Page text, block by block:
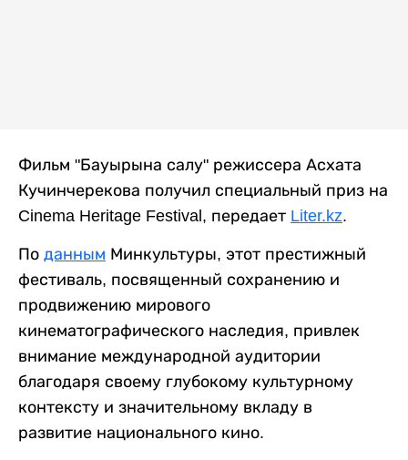
Фильм "Бауырына салу" режиссера Асхата
Кучинчерекова получил специальный приз на
Cinema Heritage Festival, передает Liter.kz.
По данным Минкультуры, этот престижный
фестиваль, посвященный сохранению и
продвижению мирового
кинематографического наследия, привлек
внимание международной аудитории
благодаря своему глубокому культурному
контексту и значительному вкладу в
развитие национального кино.